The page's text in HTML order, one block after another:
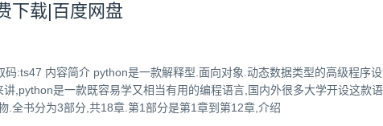
下载|百度网盘
:ts47 内容简介 python是一款解释型.面向对象.动态数据类型的高级程序
,python是一款既容易学又相当有用的编程语言,国内外很多大学开设这款
.全书分为3部分,共18章.第1部分是第1章到第12章,介绍